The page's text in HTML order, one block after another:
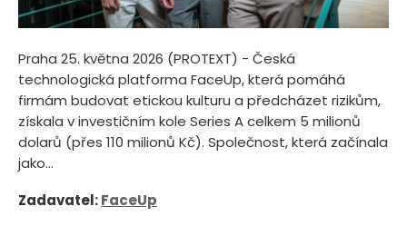
Praha 25. května 2026 (PROTEXT) - Česká
technologická platforma FaceUp, která pomáhá
firmám budovat etickou kulturu a předcházet rizikům,
získala v investičním kole Series A celkem 5 milionů
dolarů (přes 110 milionů Kč). Společnost, která začínala
jako...
Zadavatel:FaceUp